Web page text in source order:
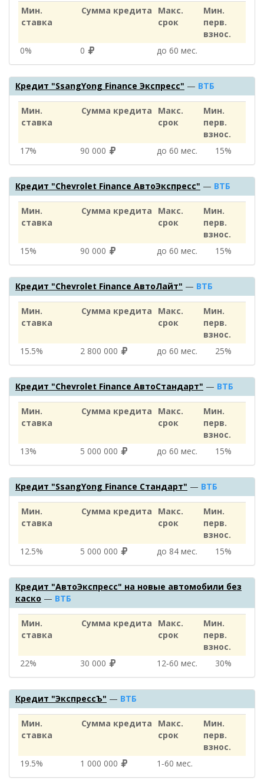
Мин.
ставка
Сумма кредита
Макс.
срок
Мин.
перв.
взнос.
0%
0 до 60 мес.
Кредит "SsangYong Finance Экспресс" — ВТБ
Мин.
ставка
Сумма кредита
Макс.
срок
Мин.
перв.
взнос.
17%
90 000 до 60 мес. 15%
Кредит "Chevrolet Finance АвтоЭкспресс" — ВТБ
Мин.
ставка
Сумма кредита
Макс.
срок
Мин.
перв.
взнос.
15%
90 000 до 60 мес. 15%
Кредит "Chevrolet Finance АвтоЛайт" — ВТБ
Мин.
ставка
Сумма кредита
Макс.
срок
Мин.
перв.
взнос.
15.5%
2 800 000 до 60 мес. 25%
Кредит "Chevrolet Finance АвтоСтандарт" — ВТБ
Мин.
ставка
Сумма кредита
Макс.
срок
Мин.
перв.
взнос.
13%
5 000 000 до 60 мес. 15%
Кредит "SsangYong Finance Стандарт" — ВТБ
Мин.
ставка
Сумма кредита
Макс.
срок
Мин.
перв.
взнос.
12.5%
5 000 000 до 84 мес. 15%
Кредит "АвтоЭкспресс" на новые автомобили без
каско — ВТБ
Мин.
ставка
Сумма кредита
Макс.
срок
Мин.
перв.
взнос.
22%
30 000 12‑60 мес. 30%
Кредит "ЭкспрессЪ" — ВТБ
Мин.
ставка
Сумма кредита
Макс.
срок
Мин.
перв.
взнос.
19.5%
1 000 000 1‑60 мес.